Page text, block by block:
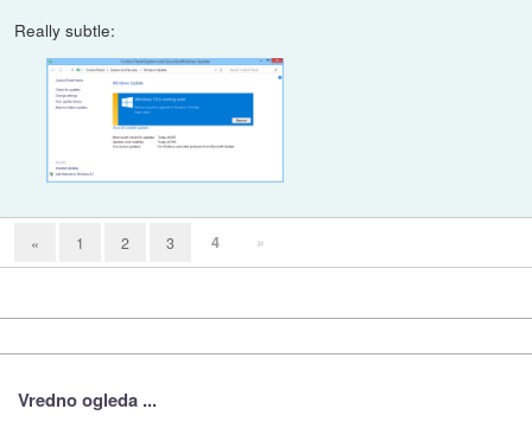
Really subtle:
« 1 2 3 4 »
Vredno ogleda ...